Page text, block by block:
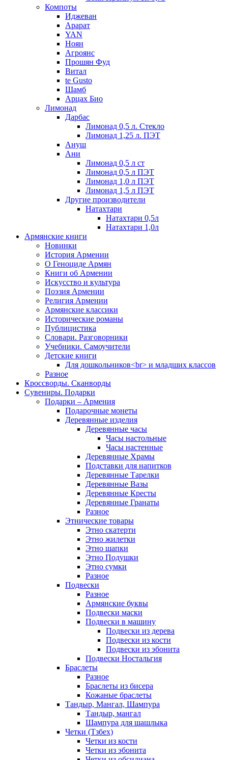
Компоты
Иджеван
Арарат
YAN
Ноян
Агроянс
Прошян Фуд
Витал
te Gusto
Шамб
Арцах Био
Лимонад
Дарбас
Лимонад 0,5 л. Стекло
Лимонад 1,25 л. ПЭТ
Ануш
Ани
Лимонад 0,5 л ст
Лимонад 0,5 л ПЭТ
Лимонад 1,0 л ПЭТ
Лимонад 1,5 л ПЭТ
Другие производители
Натахтари
Натахтари 0,5л
Натахтари 1,0л
Армянские книги
Новинки
История Армении
О Геноциде Армян
Книги об Армении
Иcкусство и культура
Поэзия Армении
Религия Армении
Армянские классики
Исторические романы
Публицистика
Словари. Разговорники
Учебники. Самоучители
Детские книги
Для дошкольников<br> и младших классов
Разное
Кроссворды. Сканворды
Сувениры. Подарки
Подарки – Армения
Подарочные монеты
Деревянные изделия
Деревянные часы
Часы настольные
Часы настенные
Деревянные Храмы
Подставки для напитков
Деревянные Тарелки
Деревянные Вазы
Деревянные Кресты
Деревянные Гранаты
Разное
Этнические товары
Этно скатерти
Этно жилетки
Этно шапки
Этно Подушки
Этно сумки
Разное
Подвески
Разное
Армянские буквы
Подвески маски
Подвески в машину
Подвески из дерева
Подвески из кости
Подвески из эбонита
Подвески Ностальгия
Браслеты
Разное
Браслеты из бисера
Кожаные браслеты
Тандыр, Мангал, Шампура
Тандыр, мангал
Шампура для шашлыка
Четки (Тзбех)
Четки из кости
Четки из эбонита